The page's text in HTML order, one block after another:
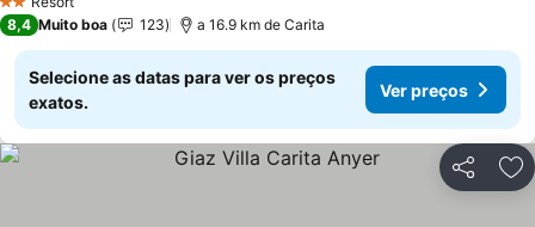
2 Estrelas
8,4 Muito boa 123 a 16.9 km de Carita
Selecione as datas para ver os preços
exatos.
Ver preços
Partilhar